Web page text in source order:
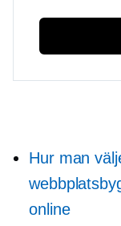
Hur man
online